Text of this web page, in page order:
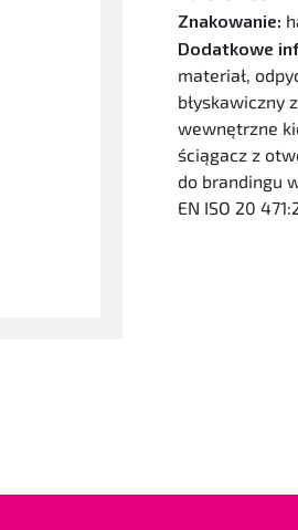
Znakowanie:
Dodatkowe
materiał,
błyskawiczny
wewnętrzne
ściągacz z
do brandingu
EN ISO 20